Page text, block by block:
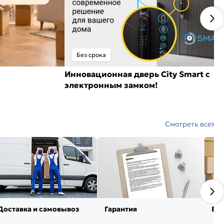
Без срока
Инновационная дверь City Smart с
электронным замком!
Смотреть все
и самовывоз Гарантия